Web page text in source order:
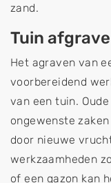
zand.
Tuin
Het agraven van
voorbereidend
van een tuin.
ongewenste
door nieuwe
werkzaamheden
of een gazon kan